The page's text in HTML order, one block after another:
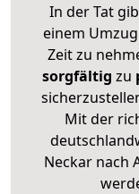
In der Tat
einem
Zeit zu
sorgfältig zu
Mit der
Neckar nach